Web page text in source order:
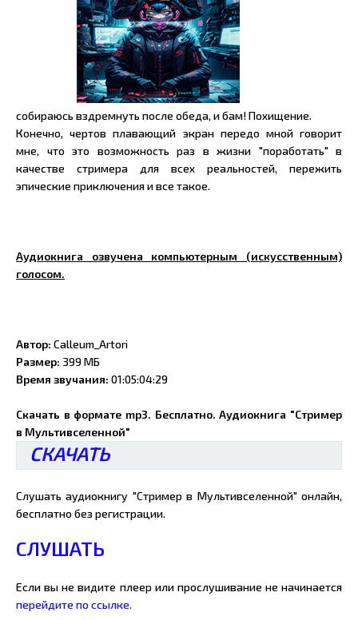
собираюсь вздремнуть после обеда, и бам! Похищение.
Конечно, чертов плавающий экран передо мной говорит
мне, что это возможность раз в жизни "поработать" в
качестве стримера для всех реальностей, пережить
эпические приключения и все такое.
Аудиокнига озвучена компьютерным (искусственным)
голосом.
Автор: Calleum_Artori
Размер: 399 МБ
Время звучания: 01:05:04:29
Скачать в формате mp3. Бесплатно. Аудиокнига "Стример
в Мультивселенной"
СКАЧАТЬ
Слушать аудиокнигу "Стример в Мультивселенной" онлайн,
бесплатно без регистрации.
СЛУШАТЬ
Если вы не видите плеер или прослушивание не начинается
перейдите по ссылке.